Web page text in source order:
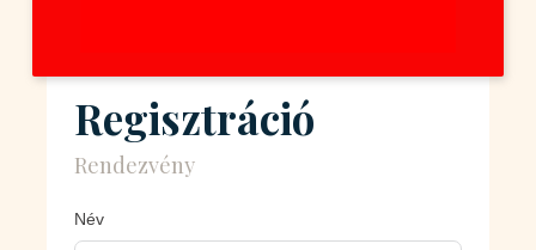
Regisztráció
Rendezvény
Név